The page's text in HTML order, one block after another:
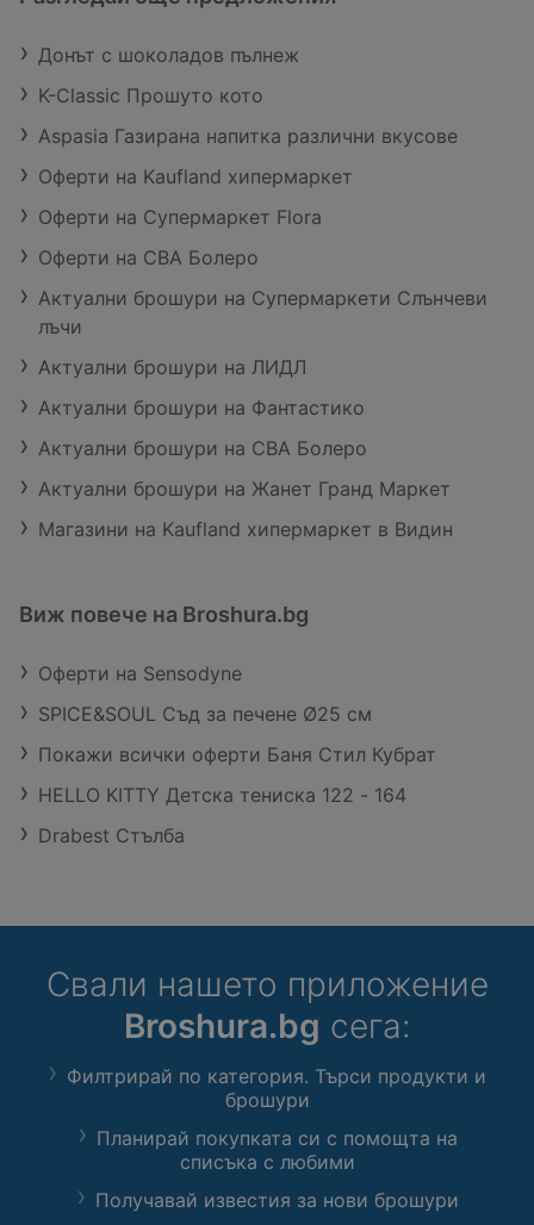
Донът с шоколадов пълнеж
K-Classic Прошуто кото
Aspasia Газирана напитка различни вкусове
Оферти на Kaufland хипермаркет
Оферти на Супермаркет Flora
Оферти на CBA Болеро
Актуални брошури на Супермаркети Слънчеви
лъчи
Актуални брошури на ЛИДЛ
Актуални брошури на Фантастико
Актуални брошури на CBA Болеро
Актуални брошури на Жанет Гранд Маркет
Магазини на Kaufland хипермаркет в Видин
Виж повече на Broshura.bg
Оферти на Sensodyne
SPICE&SOUL Съд за печене Ø25 см
Покажи всички оферти Баня Стил Кубрат
HELLO KITTY Детска тениска 122 - 164
Drabest Стълба
Свали нашето приложение
Broshura.bg сега:
Филтрирай по категория. Търси продукти и
брошури
Планирай покупката си с помощта на
списъка с любими
Получавай известия за нови брошури